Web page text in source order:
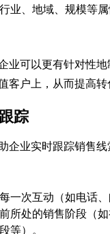
业、地域、规模等
业可以更有针对性
客户上，从而提高转
踪
企业实时跟踪销售
一次互动（如电话、
所处的销售阶段（
等）。